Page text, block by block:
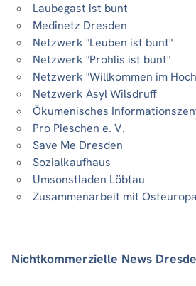
Laubegast ist bunt
Medinetz Dresden
Netzwerk "Leuben ist bunt"
Netzwerk "Prohlis ist bunt"
Netzwerk "Willkommen im
Netzwerk Asyl Wilsdruff
Ökumenisches
Pro Pieschen e. V.
Save Me Dresden
Sozialkaufhaus
Umsonstladen Löbtau
Zusammenarbeit mit
Nichtkommerzielle News